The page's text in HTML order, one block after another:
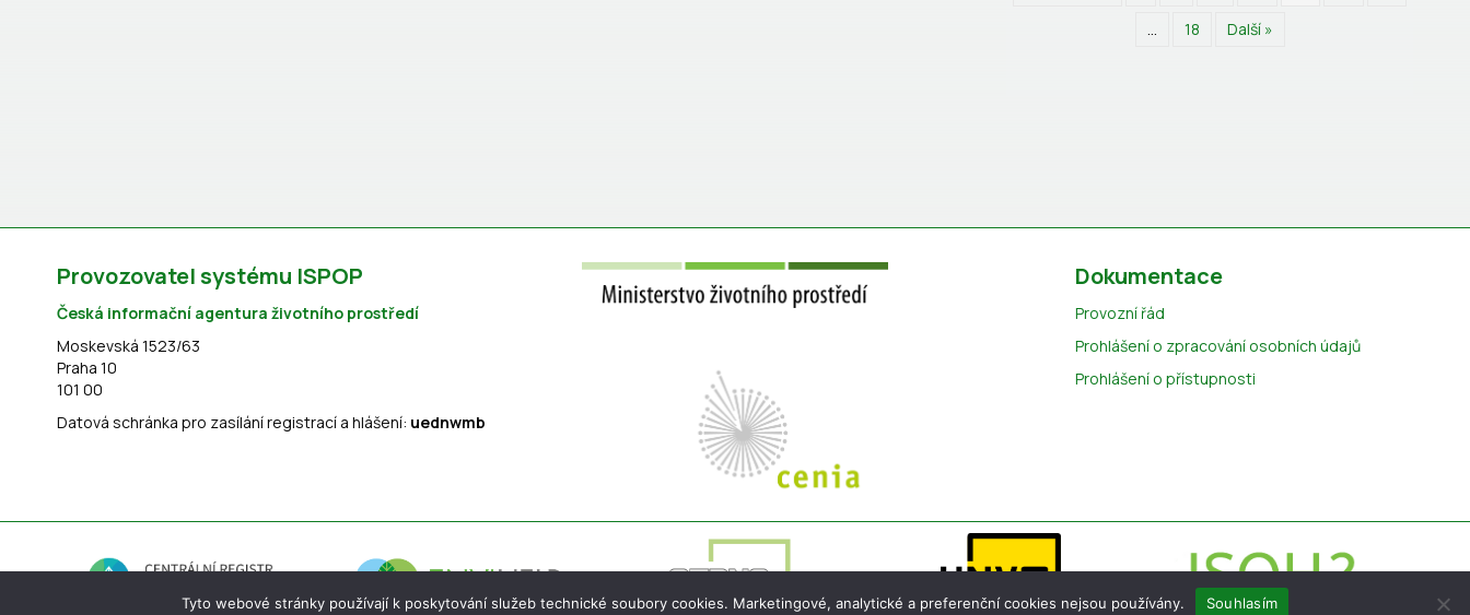
…
18 Další »
Provozovatel systému ISPOP
Česká informační agentura životního prostředí
Moskevská 1523/63
Praha 10
101 00
Datová schránka pro zasílání registrací a hlášení: uednwmb
Dokumentace
Provozní řád
Prohlášení o zpracování osobních údajů
Prohlášení o přístupnosti
Tyto webové stránky používají k poskytování služeb technické soubory cookies. Marketingové, analytické a preferenční cookies nejsou používány. Souhlasím